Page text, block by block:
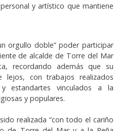
y artístico que mantiene
orgullo doble” poder participar
de alcalde de Torre del Mar
recordando además que su
con trabajos realizados
estandartes vinculados a la
y populares.
realizada “con todo el cariño